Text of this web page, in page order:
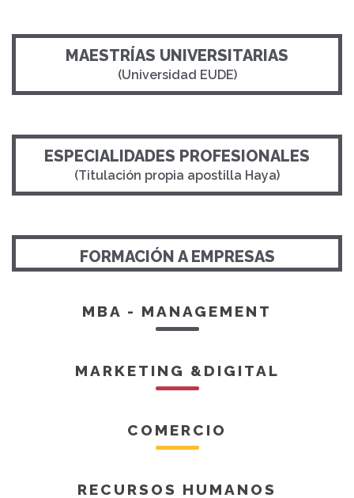
MAESTRÍAS UNIVERSITARIAS
(Universidad EUDE)
ESPECIALIDADES PROFESIONALES
(Titulación propia apostilla Haya)
FORMACIÓN A EMPRESAS
MBA - MANAGEMENT
MARKETING &DIGITAL
COMERCIO
RECURSOS HUMANOS